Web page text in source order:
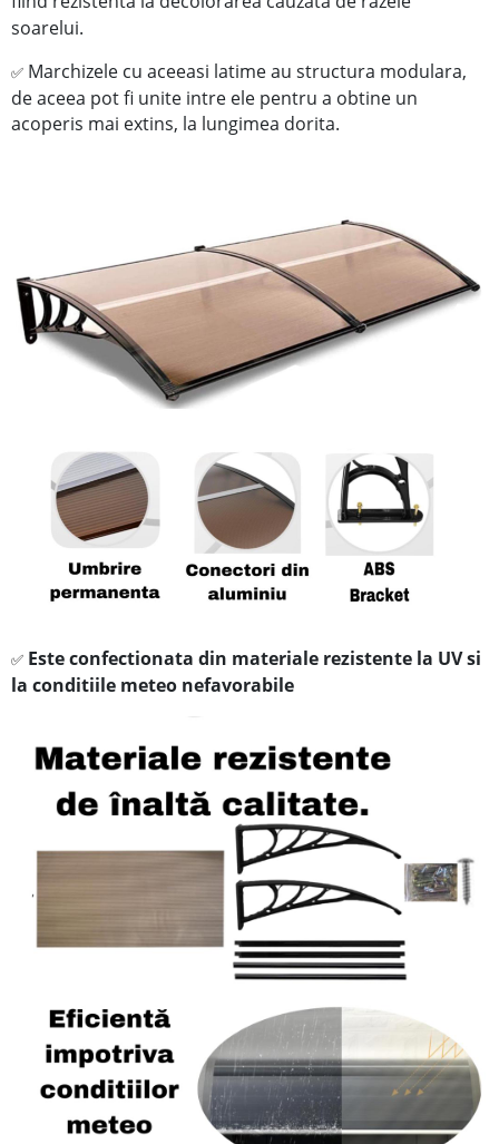
soarelui.
✅ Marchizele cu aceeasi latime au structura modulara,
de aceea pot fi unite intre ele pentru a obtine un
acoperis mai extins, la lungimea dorita.
✅ Este confectionata din materiale rezistente la UV si
la conditiile meteo nefavorabile